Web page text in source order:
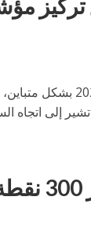
اختتمت الأسهم
إلى اتجاه
تراجع